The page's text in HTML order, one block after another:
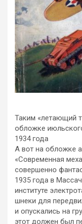
Таким «летающий
обложке
1934 года
А вот на обложке
«Современная
совершенно
1935 года в
институте
шнеки для
и опускались на
этот должен был